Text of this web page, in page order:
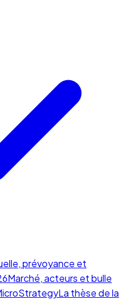
prévoyance et
Marché, acteurs et bulle
La thèse de la